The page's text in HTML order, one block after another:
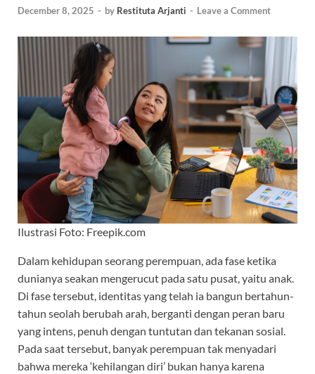
December 8, 2025 - by Restituta Arjanti - Leave a Comment
Ilustrasi Foto: Freepik.com
Dalam kehidupan seorang perempuan, ada fase ketika
dunianya seakan mengerucut pada satu pusat, yaitu anak.
Di fase tersebut, identitas yang telah ia bangun bertahun-
tahun seolah berubah arah, berganti dengan peran baru
yang intens, penuh dengan tuntutan dan tekanan sosial.
Pada saat tersebut, banyak perempuan tak menyadari
bahwa mereka ‘kehilangan diri’ bukan hanya karena